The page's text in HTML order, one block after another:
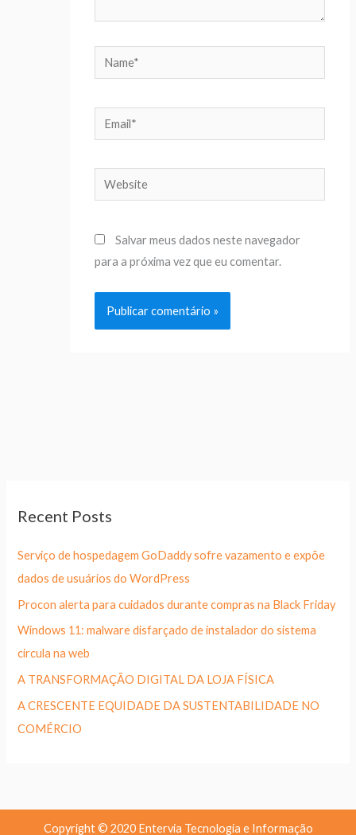
Name*
Email*
Website
Salvar meus dados neste navegador
para a próxima vez que eu comentar.
Recent Posts
Serviço de hospedagem GoDaddy sofre vazamento e expõe
dados de usuários do WordPress
Procon alerta para cuidados durante compras na Black Friday
Windows 11: malware disfarçado de instalador do sistema
circula na web
A TRANSFORMAÇÃO DIGITAL DA LOJA FÍSICA
A CRESCENTE EQUIDADE DA SUSTENTABILIDADE NO
COMÉRCIO
Copyright © 2020 Entervia Tecnologia e Informação